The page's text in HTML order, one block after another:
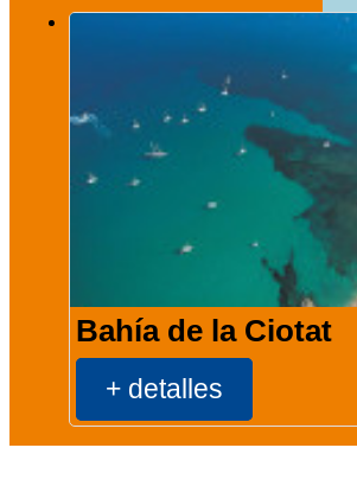
Bahía de la Ciotat
+ detalles